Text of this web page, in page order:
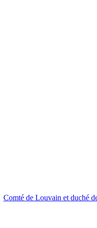
Comté de Louvain et duché